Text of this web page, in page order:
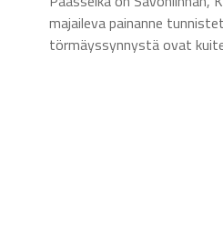
majaileva painanne
törmäyssynnystä ovat